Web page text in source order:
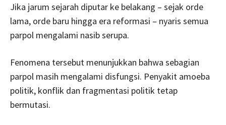
Jika jarum sejarah diputar ke belakang – sejak orde
lama, orde baru hingga era reformasi – nyaris semua
parpol mengalami nasib serupa.
Fenomena tersebut menunjukkan bahwa sebagian
parpol masih mengalami disfungsi. Penyakit amoeba
politik, konflik dan fragmentasi politik tetap
bermutasi.